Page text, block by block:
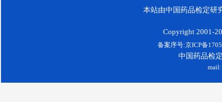
本站由中国药品检定研
Copyright 2001-
备案序号:京ICP备
中国药品检